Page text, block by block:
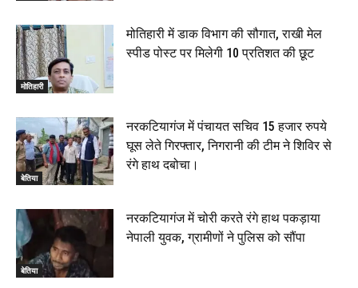
मोतिहारी
मोतिहारी में डाक विभाग की सौगात, राखी मेल
स्पीड पोस्ट पर मिलेगी 10 प्रतिशत की छूट
बेतिया
नरकटियागंज में पंचायत सचिव 15 हजार रुपये
घूस लेते गिरफ्तार, निगरानी की टीम ने शिविर से
रंगे हाथ दबोचा।
बेतिया
नरकटियागंज में चोरी करते रंगे हाथ पकड़ाया
नेपाली युवक, ग्रामीणों ने पुलिस को सौंपा